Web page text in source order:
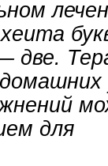
две.
для